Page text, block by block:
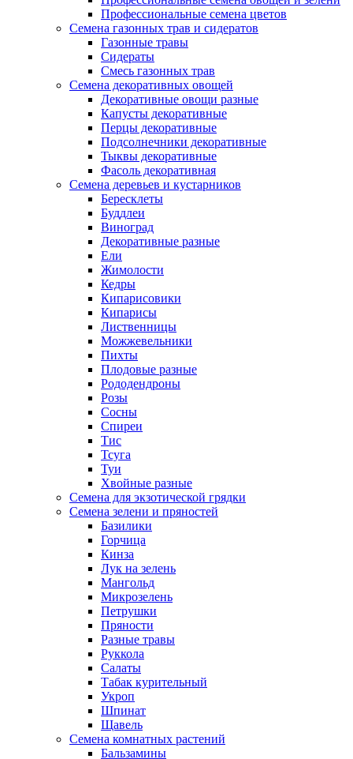
Профессиональные семена цветов
Семена газонных трав и сидератов
Газонные травы
Сидераты
Смесь газонных трав
Семена декоративных овощей
Декоративные овощи разные
Капусты декоративные
Перцы декоративные
Подсолнечники декоративные
Тыквы декоративные
Фасоль декоративная
Семена деревьев и кустарников
Бересклеты
Буддлеи
Виноград
Декоративные разные
Ели
Жимолости
Кедры
Кипарисовики
Кипарисы
Лиственницы
Можжевельники
Пихты
Плодовые разные
Рододендроны
Розы
Сосны
Спиреи
Тис
Тсуга
Туи
Хвойные разные
Семена для экзотической грядки
Семена зелени и пряностей
Базилики
Горчица
Кинза
Лук на зелень
Мангольд
Микрозелень
Петрушки
Пряности
Разные травы
Руккола
Салаты
Табак курительный
Укроп
Шпинат
Щавель
Семена комнатных растений
Бальзамины